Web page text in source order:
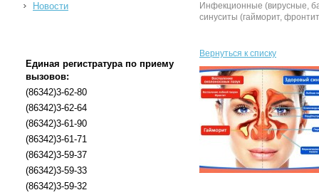
Новости
Единая регистратура по приему
вызовов:
(86342)3-62-80
(86342)3-62-64
(86342)3-61-90
(86342)3-61-71
(86342)3-59-37
(86342)3-59-33
(86342)3-59-32
Инфекционные (вирусные,
синуситы (гайморит,
Вернуться к списку